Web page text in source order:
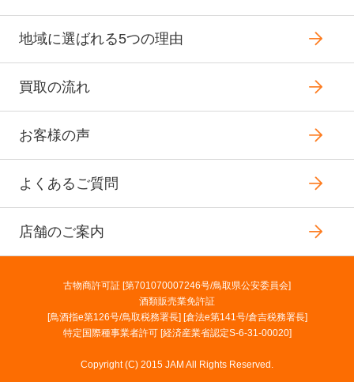
地域に選ばれる5つの理由
買取の流れ
お客様の声
よくあるご質問
店舗のご案内
古物商許可証 [第701070007246号/鳥取県公安委員会]
酒類販売業免許証
[鳥酒指e第126号/鳥取税務署長] [倉法e第141号/倉吉税務署長]
特定国際種事業者許可 [経済産業省認定S-6-31-00020]
Copyright (C) 2015 JAM All Rights Reserved.